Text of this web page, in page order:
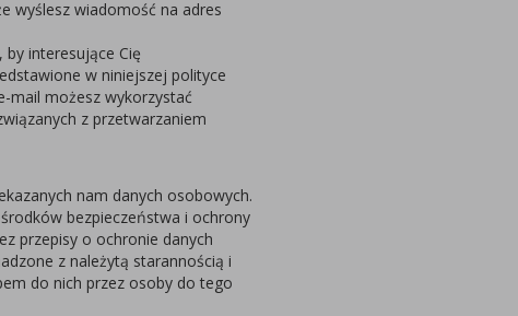
wyślesz wiadomość na adres
by interesujące Cię
w niniejszej polityce
mail możesz wykorzystać
z przetwarzaniem
nam danych osobowych.
bezpieczeństwa i ochrony
przepisy o ochronie danych
z należytą starannością i
do nich przez osoby do tego